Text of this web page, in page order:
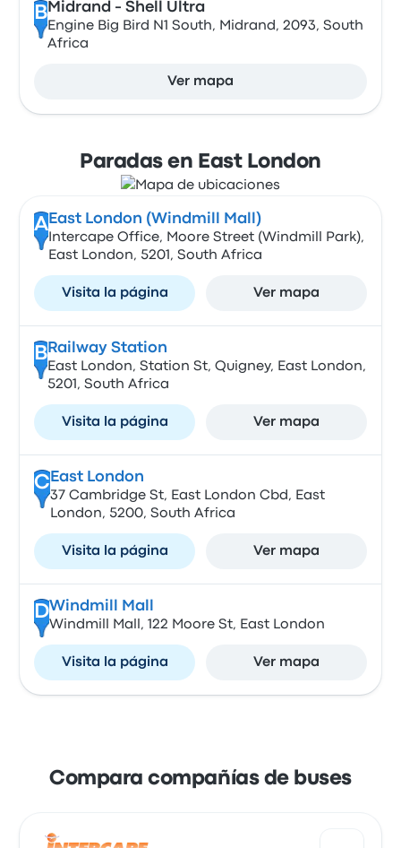
B Midrand - Shell Ultra
Engine Big Bird N1 South, Midrand, 2093, South
Africa
Ver mapa
Paradas en East London
A East London (Windmill Mall)
Intercape Office, Moore Street (Windmill Park),
East London, 5201, South Africa
Visita la página Ver mapa
B Railway Station
East London, Station St, Quigney, East London,
5201, South Africa
Visita la página Ver mapa
CEast London
37 Cambridge St, East London Cbd, East
London, 5200, South Africa
Visita la página Ver mapa
DWindmill Mall
Windmill Mall, 122 Moore St, East London
Visita la página Ver mapa
Compara compañías de buses